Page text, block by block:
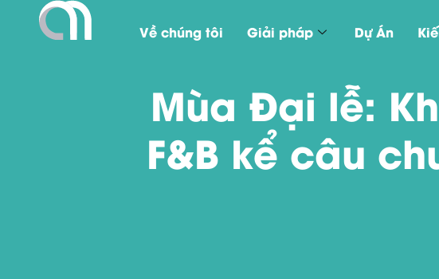
Về chúng tôi Giải pháp Dự Án
Mùa Đại lễ:
F&B kể câu